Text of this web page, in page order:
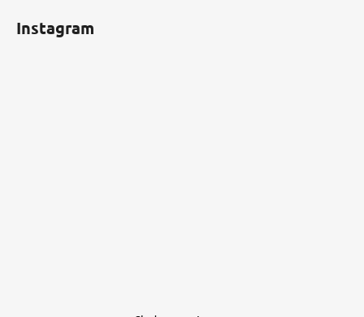
Instagram